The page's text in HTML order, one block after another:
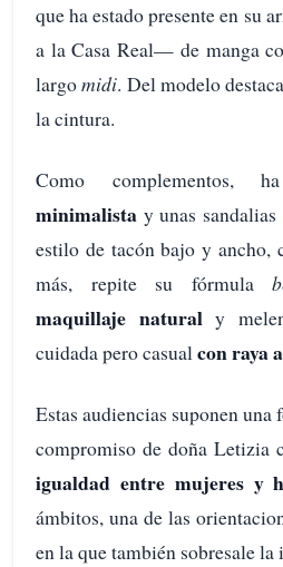
que ha estado presente en su
a la Casa Real— de manga
largomidi. Del modelo
la cintura.
Como complementos,
minimalista y unas
estilo de tacón bajo y ancho,
más, repite su fórmula
maquillaje naturaly
cuidada pero casualcon raya
Estas audiencias suponen
compromiso de doña Letizia
igualdad entre mujeres y
ámbitos, una de las
en la que también sobresale